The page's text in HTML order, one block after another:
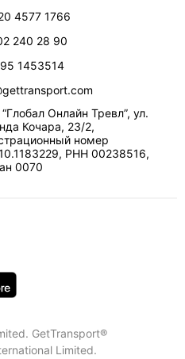
4577 1766
240 28 90
1453514
Онлайн Тревл”, ул.
Кочара, 23/2,
номер
РНН 00238516,
0070
GetTransport®
Limited.